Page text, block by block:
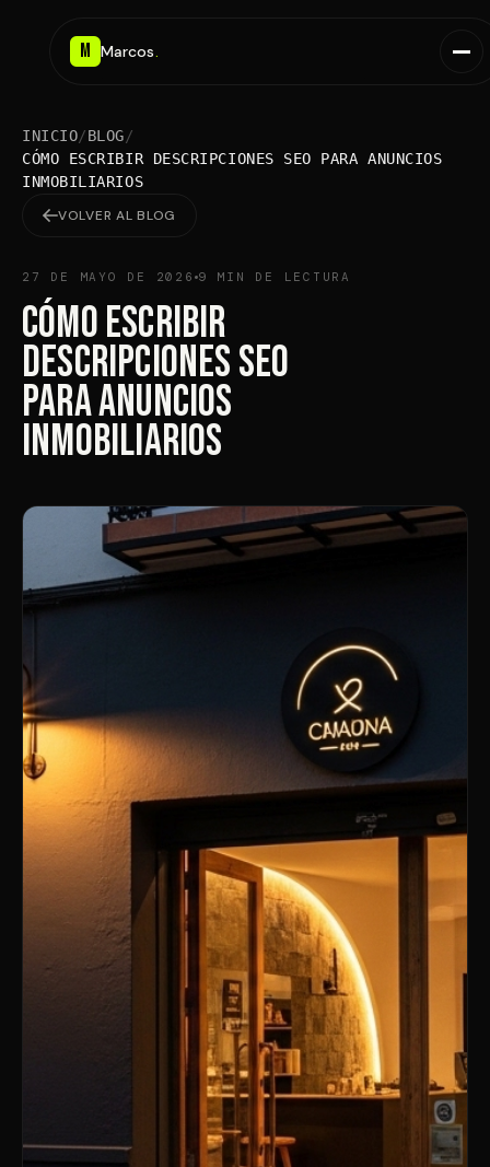
M Marcos
INICIO/BLOG/
CÓMO ESCRIBIR DESCRIPCIONES SEO PARA ANUNCIOS
INMOBILIARIOS
VOLVER AL BLOG
27 DE MAYO DE 2026 9 MIN DE LECTURA
Cómo Escribir
Descripciones SEO
para Anuncios
Inmobiliarios